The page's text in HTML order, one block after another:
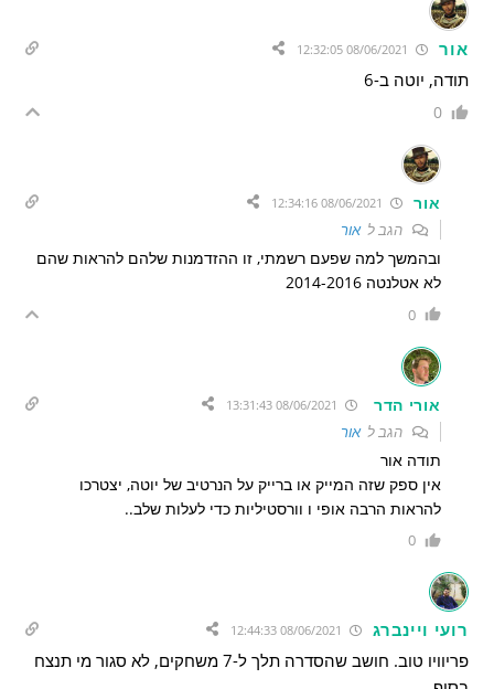
אור
תודה, יוטה ב-6
0
אור
הגב לאור
ובהמשך למה שפעם רשמתי, זו ההזדמנות שלהם להראות שהם
לא אטלנטה 2014-2016
0
אורי הדר
הגב לאור
תודה אור
אין ספק שזה המייק או ברייק על הנרטיב של יוטה, יצטרכו
להראות הרבה אופי ו וורסטיליות כדי לעלות שלב..
0
רועי ויינברג
פריוויו טוב. חושב שהסדרה תלך ל-7 משחקים, לא סגור מי תנצח